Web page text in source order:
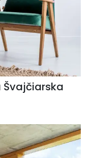
Švajčiarska